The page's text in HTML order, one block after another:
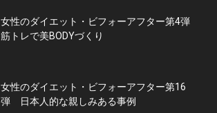
女性のダイエット・ビフォーアフター第4弾
筋トレで美BODYづくり
女性のダイエット・ビフォーアフター第16
弾 日本人的な親しみある事例